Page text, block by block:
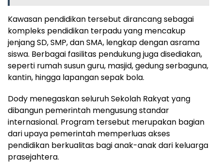
Kawasan pendidikan tersebut dirancang sebagai
kompleks pendidikan terpadu yang mencakup
jenjang SD, SMP, dan SMA, lengkap dengan asrama
siswa. Berbagai fasilitas pendukung juga disediakan,
seperti rumah susun guru, masjid, gedung serbaguna,
kantin, hingga lapangan sepak bola.
Dody menegaskan seluruh Sekolah Rakyat yang
dibangun pemerintah mengusung standar
internasional. Program tersebut merupakan bagian
dari upaya pemerintah memperluas akses
pendidikan berkualitas bagi anak-anak dari keluarga
prasejahtera.